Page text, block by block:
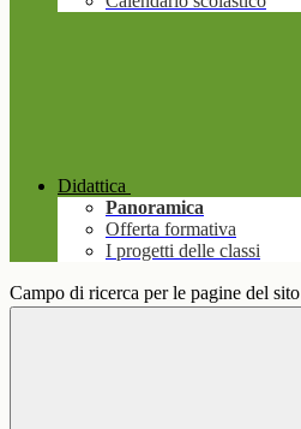
Didattica
Panoramica
Offerta formativa
I progetti delle classi
Campo di ricerca per le pagine del sito